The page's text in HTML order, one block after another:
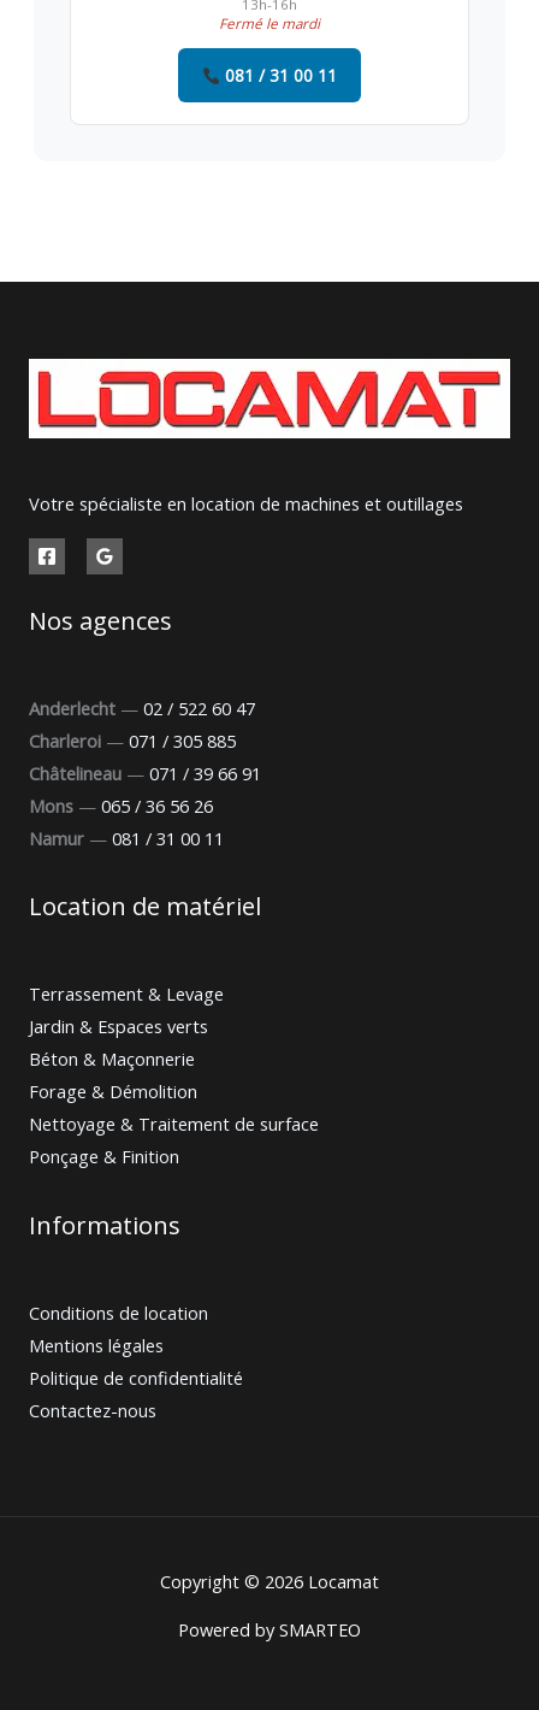
13h-16h
Fermé le mardi
081 / 31 00 11
Votre spécialiste en location de machines et outillages
Nos agences
Anderlecht — 02 / 522 60 47
Charleroi — 071 / 305 885
Châtelineau — 071 / 39 66 91
Mons — 065 / 36 56 26
Namur — 081 / 31 00 11
Location de matériel
Terrassement & Levage
Jardin & Espaces verts
Béton & Maçonnerie
Forage & Démolition
Nettoyage & Traitement de surface
Ponçage & Finition
Informations
Conditions de location
Mentions légales
Politique de confidentialité
Contactez-nous
Copyright © 2026 Locamat
Powered bySMARTEO